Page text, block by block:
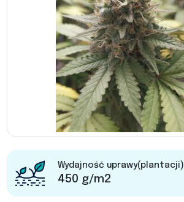
Wydajność uprawy(plantacji)
450 g/m2